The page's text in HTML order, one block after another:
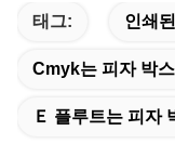
태그: 인쇄
Cmyk는 피자 박
Ｅ 플루트는 피자